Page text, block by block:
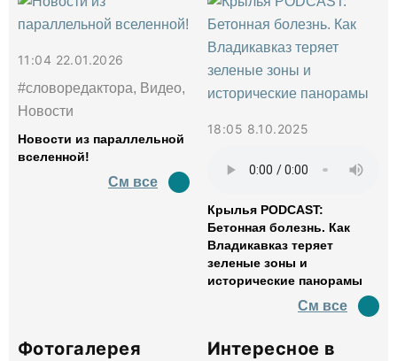
11:04 22.01.2026
#словоредактора, Видео,
Новости
Новости из параллельной
вселенной!
См все
18:05 8.10.2025
Крылья PODCAST:
Бетонная болезнь. Как
Владикавказ теряет
зеленые зоны и
исторические панорамы
См все
Фотогалерея
Интересное в